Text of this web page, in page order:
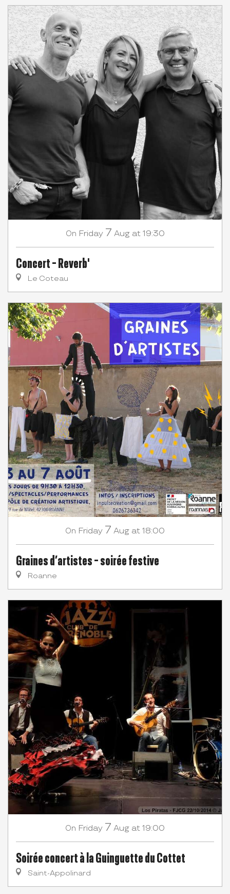
On Friday 7 Aug at 19:30
Concert - Reverb'
Le Coteau
On Friday 7 Aug at 18:00
Graines d’artistes - soirée festive
Roanne
On Friday 7 Aug at 19:00
Soirée concert à la Guinguette du Cottet
Saint-Appolinard